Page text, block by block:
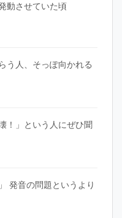
動させていた頃
う人、そっぽ向かれる
！」という人にぜひ聞
発音の問題というより